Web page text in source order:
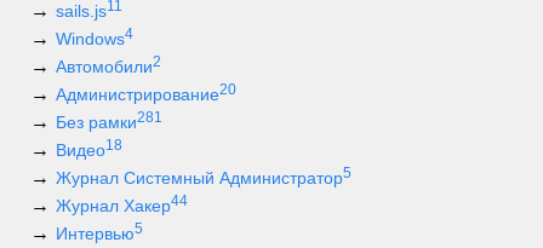
sails.js11
Windows4
Автомобили2
Администрирование20
Без рамки281
Видео18
Журнал Системный Администратор5
Журнал Хакер44
Интервью5